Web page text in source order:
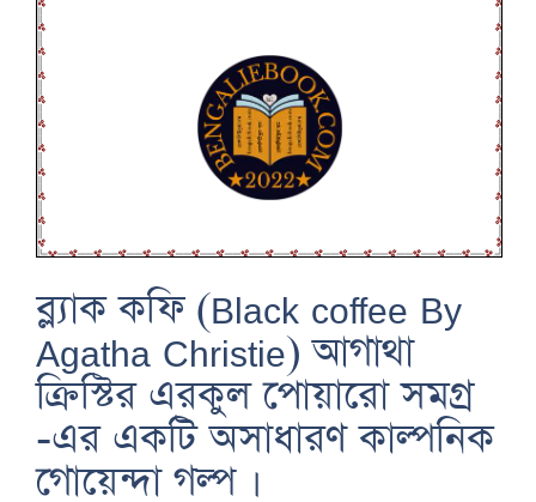
ব্ল্যাক কফি (Black coffee By
Agatha Christie) আগাথা
ক্রিস্টির এরকুল পোয়ারো সমগ্র
-এর একটি অসাধারণ কাল্পনিক
গোয়েন্দা গল্প ।